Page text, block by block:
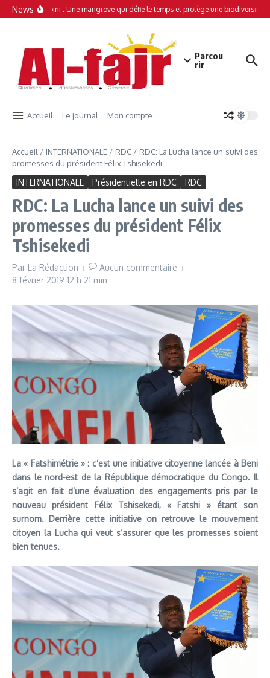
Aller au contenu
News
Simamboini : Une mangrove qui défie le temps et protège une biodiversité
Parcou
rir
Accueil Le journal Mon compte
Accueil / INTERNATIONALE/ RDC/ RDC: La Lucha lance un suivi des
promesses du président Félix Tshisekedi
INTERNATIONALE Présidentielle en RDC RDC
RDC: La Lucha lance un suivi des
promesses du président Félix
Tshisekedi
Par La Rédaction
Aucun commentaire
8 février 2019 12 h 21 min
La « Fatshimétrie » : c’est une initiative citoyenne lancée à Beni
dans le nord-est de la République démocratique du Congo. Il
s’agit en fait d’une évaluation des engagements pris par le
nouveau président Félix Tshisekedi, « Fatshi » étant son
surnom. Derrière cette initiative on retrouve le mouvement
citoyen la Lucha qui veut s’assurer que les promesses soient
bien tenues.